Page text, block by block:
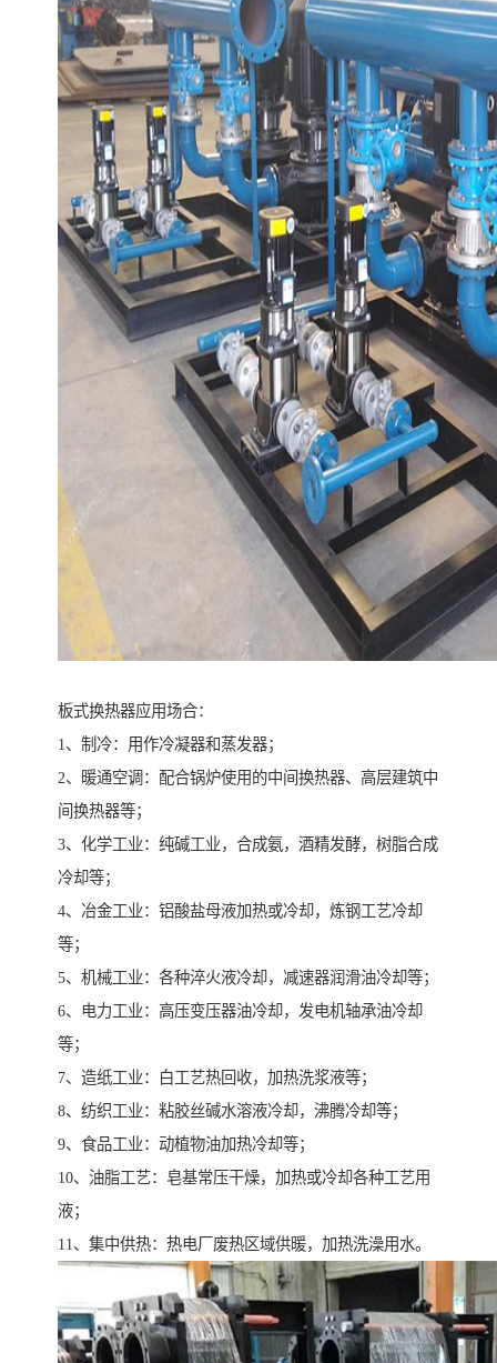
板式换热器应用场合：
1、制冷：用作冷凝器和蒸发器；
2、暖通空调：配合锅炉使用的中间换热器、高层建筑中
间换热器等；
3、化学工业：纯碱工业，合成氨，酒精发酵，树脂合成
冷却等；
4、冶金工业：铝酸盐母液加热或冷却，炼钢工艺冷却
等；
5、机械工业：各种淬火液冷却，减速器润滑油冷却等；
6、电力工业：高压变压器油冷却，发电机轴承油冷却
等；
7、造纸工业：白工艺热回收，加热洗浆液等；
8、纺织工业：粘胶丝碱水溶液冷却，沸腾冷却等；
9、食品工业：动植物油加热冷却等；
10、油脂工艺：皂基常压干燥，加热或冷却各种工艺用
液；
11、集中供热：热电厂废热区域供暖，加热洗澡用水。